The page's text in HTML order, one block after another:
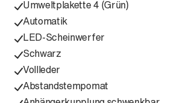
Umweltplakette 4 (Grün)
Automatik
LED-Scheinwerfer
Schwarz
Vollleder
Abstandstempomat